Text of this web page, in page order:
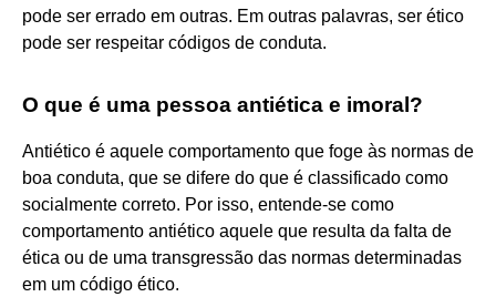
pode ser errado em outras. Em outras palavras, ser ético
pode ser respeitar códigos de conduta.
O que é uma pessoa antiética e imoral?
Antiético é aquele comportamento que foge às normas de
boa conduta, que se difere do que é classificado como
socialmente correto. Por isso, entende-se como
comportamento antiético aquele que resulta da falta de
ética ou de uma transgressão das normas determinadas
em um código ético.